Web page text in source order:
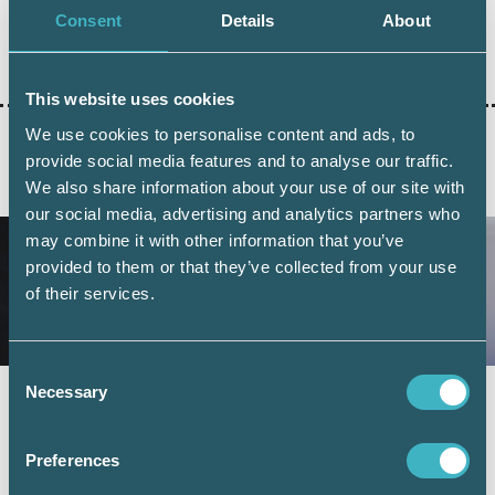
Consent Details About
This website uses cookies
We use cookies to personalise content and ads, to
provide social media features and to analyse our traffic.
We also share information about your use of our site with
our social media, advertising and analytics partners who
may combine it with other information that you’ve
provided to them or that they’ve collected from your use
of their services.
Consent
Selection
Necessary
Preferences
Dela:
AKTUELLA ARTIKLAR
Fler företag väljer digital årsredovisning –
utvecklingen